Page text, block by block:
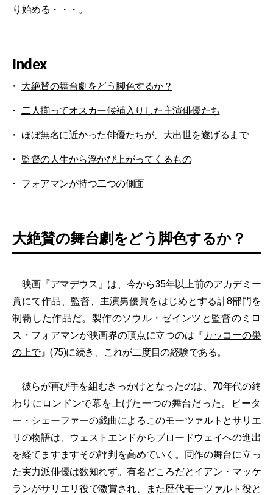
り始める・・・。
Index
大絶賛の舞台劇をどう脚色するか？
二人揃ってオスカー候補入りした主演俳優たち
ほぼ無名に近かった俳優たちが、大出世を遂げるまで
監督の人生から浮かび上がってくるもの
フォアマンが持つ二つの側面
大絶賛の舞台劇をどう脚色するか？
映画『アマデウス』は、今から35年以上前のアカデミー
賞にて作品、監督、主演男優賞をはじめとする計8部門を
制覇した作品だ。製作のソウル・ゼインツと監督のミロ
ス・フォアマンが映画界の頂点に立つのは『カッコーの巣
の上で』(75)に続き、これが二度目の経験である。
彼らが再び手を組むきっかけとなったのは、70年代の終
わりにロンドンで幕を上げた一つの舞台だった。ピータ
ー・シェーファーの戯曲によるこのモーツァルトとサリエ
リの物語は、ウェストエンドからブロードウェイへの進出
を経てますますその評判を高めていく。同作の舞台に立っ
た実力派俳優は数知れず。有名どころだとイアン・マッケ
ランがサリエリ役で激賞され、また歴代モーツァルト役と